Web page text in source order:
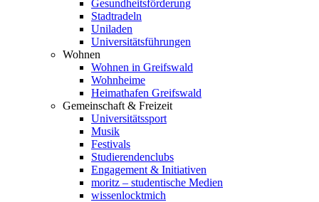
Gesundheitsförderung
Stadtradeln
Uniladen
Universitätsführungen
Wohnen
Wohnen in Greifswald
Wohnheime
Heimathafen Greifswald
Gemeinschaft & Freizeit
Universitätssport
Musik
Festivals
Studierendenclubs
Engagement & Initiativen
moritz – studentische Medien
wissenlocktmich